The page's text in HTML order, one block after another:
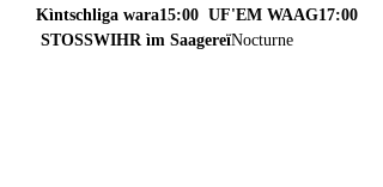
Kìntschliga wara15:00  UF'EM WAAG17:00
STOSSWIHR ìm SaagereïNocturne